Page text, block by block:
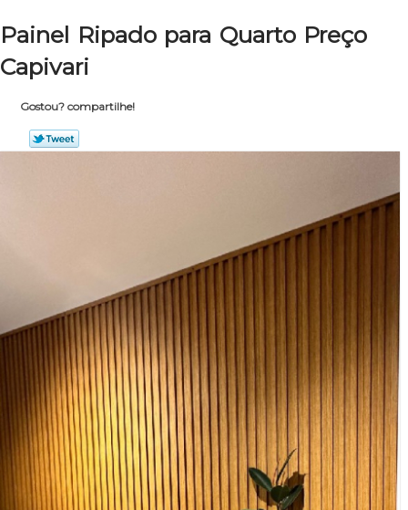
Painel Ripado para Quarto Preço
Capivari
Gostou? compartilhe!